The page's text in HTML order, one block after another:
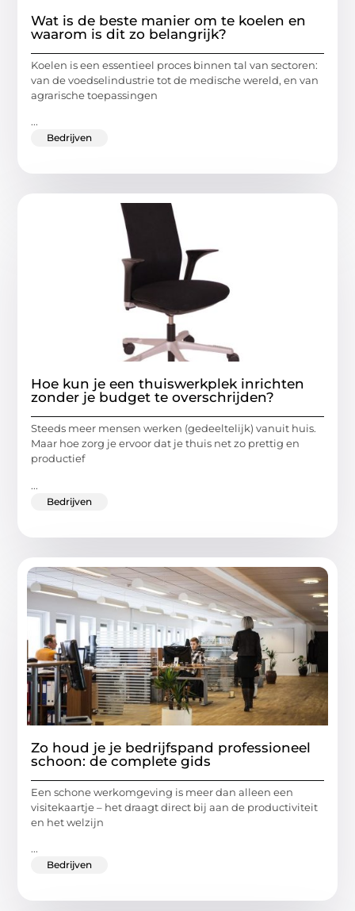
Wat is de beste manier om te koelen en
waarom is dit zo belangrijk?
Koelen is een essentieel proces binnen tal van sectoren:
van de voedselindustrie tot de medische wereld, en van
agrarische toepassingen
...
Bedrijven
Hoe kun je een thuiswerkplek inrichten
zonder je budget te overschrijden?
Steeds meer mensen werken (gedeeltelijk) vanuit huis.
Maar hoe zorg je ervoor dat je thuis net zo prettig en
productief
...
Bedrijven
Zo houd je je bedrijfspand professioneel
schoon: de complete gids
Een schone werkomgeving is meer dan alleen een
visitekaartje – het draagt direct bij aan de productiviteit
en het welzijn
...
Bedrijven